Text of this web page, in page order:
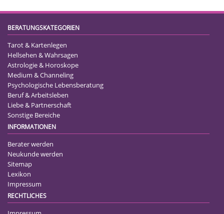
BERATUNGSKATEGORIEN
Tarot & Kartenlegen
Hellsehen & Wahrsagen
Astrologie & Horoskope
Medium & Channeling
Psychologische Lebensberatung
Beruf & Arbeitsleben
Liebe & Partnerschaft
Sonstige Bereiche
INFORMATIONEN
Berater werden
Neukunde werden
Sitemap
Lexikon
Impressum
RECHTLICHES